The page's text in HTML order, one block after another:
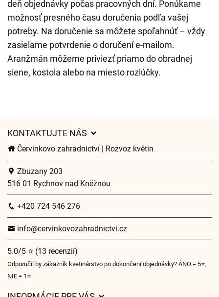
deň objednávky počas pracovných dní. Ponúkame
možnosť presného času doručenia podľa vašej
potreby. Na doručenie sa môžete spoľahnúť – vždy
zasielame potvrdenie o doručení e-mailom.
Aranžmán môžeme priviezť priamo do obradnej
siene, kostola alebo na miesto rozlúčky.
KONTAKTUJTE NÁS
Červinkovo zahradnictví | Rozvoz květin
Zbuzany 203
516 01 Rychnov nad Kněžnou
+420 724 546 276
info@cervinkovozahradnictvi.cz
5.0/5 ⭐ (13 recenzií)
Odporučil by zákazník kvetinárstvo po dokončení objednávky? ÁNO = 5⭐,
NIE = 1⭐